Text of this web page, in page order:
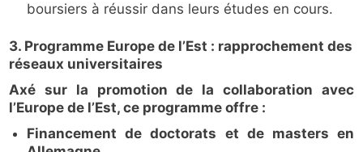
boursiers à réussir dans leurs études en cours.
3. Programme Europe de l’Est : rapprochement des
réseaux universitaires
Axé sur la promotion de la collaboration avec
l’Europe de l’Est, ce programme offre :
Financement de doctorats et de masters en